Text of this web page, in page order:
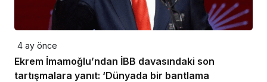
4 ay önce
Ekrem İmamoğlu’ndan İBB davasındaki son
tartışmalara yanıt: ‘Dünyada bir bantlama